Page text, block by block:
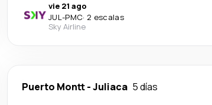
vie 21 ago
JUL-PMC· 2 escalas
Sky Airline
Puerto Montt-Juliaca 5 días